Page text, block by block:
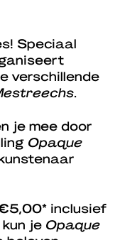
Speciaal
verschillende
je mee door
Opaque
inclusief
je Opaque